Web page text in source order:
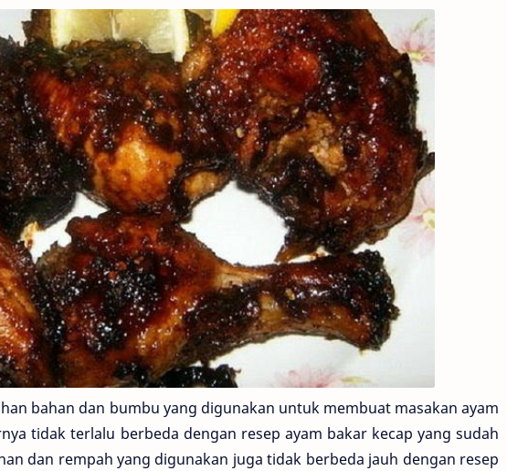
bahan dan bumbu yang digunakan untuk membuat masakan ayam
tidak terlalu berbeda dengan resep ayam bakar kecap yang sudah
dan rempah yang digunakan juga tidak berbeda jauh dengan resep